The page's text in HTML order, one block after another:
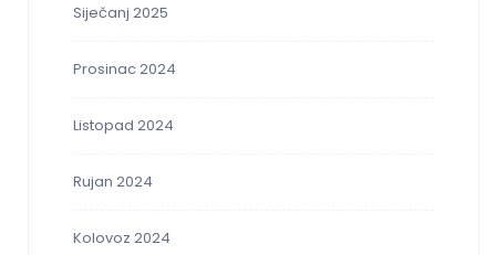
Siječanj 2025
Prosinac 2024
Listopad 2024
Rujan 2024
Kolovoz 2024